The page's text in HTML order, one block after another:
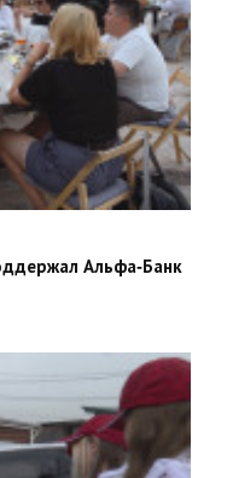
Альфа‑Банк